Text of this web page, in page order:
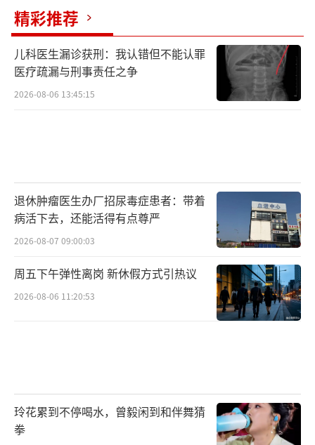
精彩推荐
儿科医生漏诊获刑：我认错但不能认罪
医疗疏漏与刑事责任之争
2026-08-06 13:45:15
退休肿瘤医生办厂招尿毒症患者：带着
病活下去，还能活得有点尊严
2026-08-07 09:00:03
周五下午弹性离岗 新休假方式引热议
2026-08-06 11:20:53
玲花累到不停喝水，曾毅闲到和伴舞猜
拳